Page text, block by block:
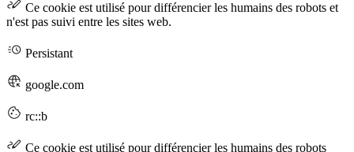
Ce cookie est utilisé pour différencier les humains des robots et
n'est pas suivi entre les sites web.
Persistant
google.com
rc::b
Ce cookie est utilisé pour différencier les humains des robots